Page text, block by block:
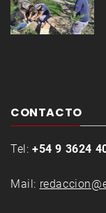
CONTACTO
Tel: +54 9 3624
Mail: